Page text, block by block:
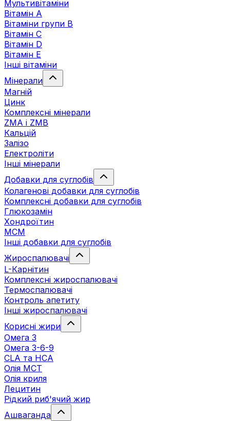
Мультивітаміни
Вітамін А
Вітаміни групи В
Вітамін C
Вітамін D
Вітамін Е
Інші вітаміни
Мінерали
Магній
Цинк
Комплексні мінерали
ZMA і ZMB
Кальцій
Залізо
Електроліти
Інші мінерали
Добавки для суглобів
Колагенові добавки для суглобів
Комплексні добавки для суглобів
Глюкозамін
Хондроїтин
МСМ
Інші добавки для суглобів
Жироспалювачі
L-Карнітин
Комплексні жироспалювачі
Термоспалювачі
Контроль апетиту
Інші жироспалювачі
Корисні жири
Омега 3
Омега 3-6-9
CLA та HCA
Олія МСТ
Олія криля
Лецитин
Рідкий риб'ячий жир
Ашваганда